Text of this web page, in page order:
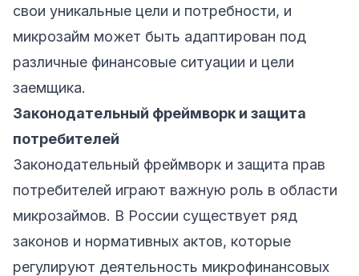
свои уникальные цели и потребности, и
микрозайм может быть адаптирован под
различные финансовые ситуации и цели
заемщика.
Законодательный фреймворк и защита
потребителей
Законодательный фреймворк и защита прав
потребителей играют важную роль в области
микрозаймов. В России существует ряд
законов и нормативных актов, которые
регулируют деятельность микрофинансовых